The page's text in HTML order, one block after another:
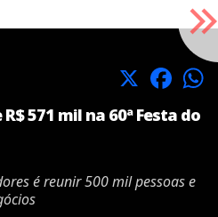
X Facebook
571 mil na 60ª Festa do
é reunir 500 mil pessoas e